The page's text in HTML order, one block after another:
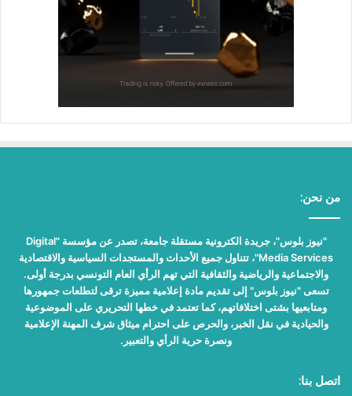
من نحن:
"نيوز بلوس"، جريدة الكترونية مستقلة جامعة، تصدر عن مؤسسة "Digital
Media Services"، تتناول جميع الأحداث والمستجدات السياسية والاقتصادية
والاجتماعية والرياضية والثقافية التي تهم الرأي العام التونسي بدرجة أولى.
تسعى "نيوز بلوس" إلى تقديم مادة إعلامية مميزة ترقى لتطلعات جمهورها
ومتابعيها بشتى اختلافاتهم، كما تعتمد في خطها التحريري على الموضوعية
والحيادية في نقل الخبر، والحرص على احترام ميثاق شرف المهنة الإعلامية
ونصرة حرية الرأي والتعبير.
اتصل بنا: